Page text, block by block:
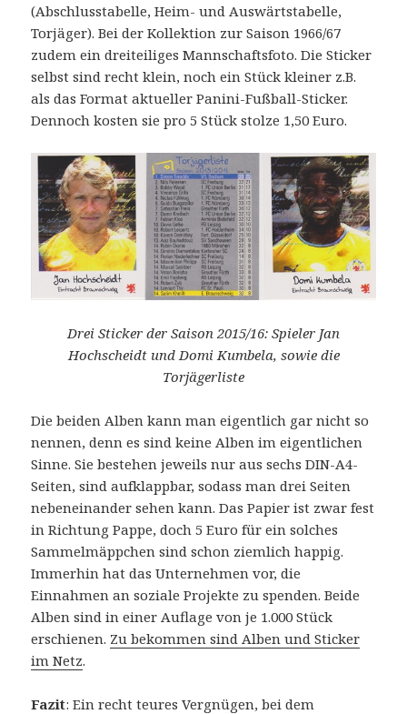
(Abschlusstabelle, Heim- und Auswärtstabelle,
Torjäger). Bei der Kollektion zur Saison 1966/67
zudem ein dreiteiliges Mannschaftsfoto. Die Sticker
selbst sind recht klein, noch ein Stück kleiner z.B.
als das Format aktueller Panini-Fußball-Sticker.
Dennoch kosten sie pro 5 Stück stolze 1,50 Euro.
Drei Sticker der Saison 2015/16: Spieler Jan
Hochscheidt und Domi Kumbela, sowie die
Torjägerliste
Die beiden Alben kann man eigentlich gar nicht so
nennen, denn es sind keine Alben im eigentlichen
Sinne. Sie bestehen jeweils nur aus sechs DIN-A4-
Seiten, sind aufklappbar, sodass man drei Seiten
nebeneinander sehen kann. Das Papier ist zwar fest
in Richtung Pappe, doch 5 Euro für ein solches
Sammelmäppchen sind schon ziemlich happig.
Immerhin hat das Unternehmen vor, die
Einnahmen an soziale Projekte zu spenden. Beide
Alben sind in einer Auflage von je 1.000 Stück
erschienen. Zu bekommen sind Alben und Sticker
im Netz.
Fazit: Ein recht teures Vergnügen, bei dem